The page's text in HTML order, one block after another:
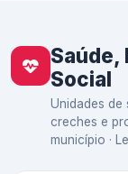
Saúde,
Social
Unidades de
creches e
município ·